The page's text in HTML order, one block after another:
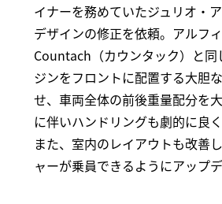
イナーを務めていたジュリオ・
デザインの修正を依頼。アルフ
Countach（カウンタック）と同
ジンをフロントに配置する大胆
せ、車両全体の前後重量配分を
に伴いハンドリングも劇的に良
また、室内のレイアウトも改善
ャーが乗員できるようにアップ